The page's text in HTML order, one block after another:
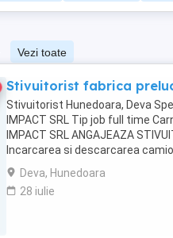
Vezi toate
Stivuitorist fabrica
Stivuitorist Hunedoara, Deva
IMPACT SRL Tip job full time
IMPACT SRL ANGAJEAZA
Incarcarea si descarcarea
camionete - Manipularea si
Deva, Hunedoara
28 iulie